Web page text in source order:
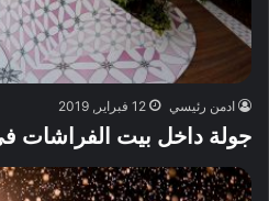
ادمن رئيسي 12 فبراير, 2019
جولة داخل بيت الفراشات